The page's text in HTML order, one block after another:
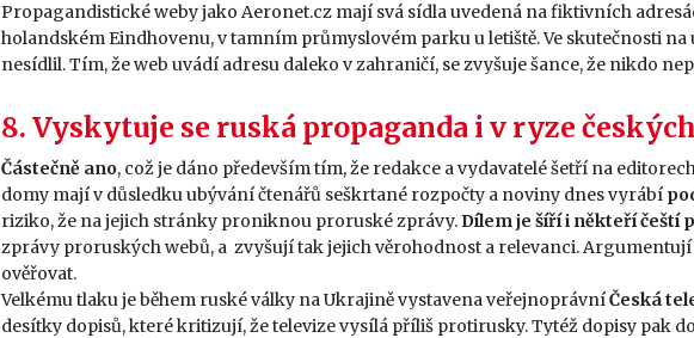
Propagandistické weby jako Aeronet.cz mají svá sídla uvedená na fiktivních
holandském Eindhovenu, v tamním průmyslovém parku u letiště. Ve skutečnosti
nesídlil. Tím, že web uvádí adresu daleko v zahraničí, se zvyšuje šance, že nikdo
8. Vyskytuje se ruská propaganda i v ryze
Částečně ano, což je dáno především tím, že redakce a vydavatelé šetří na
domy mají v důsledku ubývání čtenářů seškrtané rozpočty a noviny dnes vyrábí
riziko, že na jejich stránky proniknou proruské zprávy. Dílem je šíří i někteří čeští
zprávy proruských webů, a zvyšují tak jejich věrohodnost a relevanci.
ověřovat.
Velkému tlaku je během ruské války na Ukrajině vystavena veřejnoprávníČeská
desítky dopisů, které kritizují, že televize vysílá příliš protirusky. Tytéž dopisy pak